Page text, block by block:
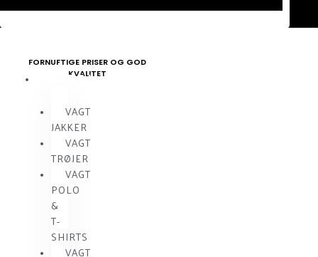
FORNUFTIGE PRISER OG GOD
KVALITET
VAGTTØJ
VAGT
JAKKER
VAGT
TRØJER
VAGT
POLO
&
T-
SHIRTS
VAGT